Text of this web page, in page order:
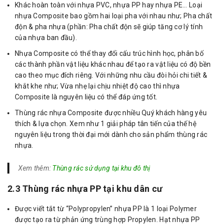
Khác hoàn toàn với nhựa PVC, nhựa PP hay nhựa PE… Loại
nhựa Composite bao gồm hai loại pha với nhau như; Pha chất
độn & pha nhựa (phần: Pha chất độn sẽ giúp tăng cơ lý tính
của nhựa ban đầu).
Nhựa Composite có thể thay đổi cấu trúc hình học, phân bố
các thành phần vật liệu khác nhau để tạo ra vật liệu có độ bền
cao theo mục đích riêng. Với những nhu cầu đòi hỏi chi tiết &
khắt khe như; Vừa nhẹ lại chịu nhiệt độ cao thì nhựa
Composite là nguyên liệu có thể đáp ứng tốt.
Thùng rác nhựa Composite được nhiều Quý khách hàng yêu
thích & lựa chọn. Xem như 1 giải pháp tân tiến của thế hệ
nguyên liệu trong thời đại mới dành cho sản phẩm thùng rác
nhựa.
Xem thêm: Thùng rác sử dụng tại khu đô thị
2.3 Thùng rác nhựa PP tại khu dân cư
Được viết tắt từ “Polypropylen” nhựa PP là 1 loại Polymer
được tạo ra từ phản ứng trùng hợp Propylen. Hạt nhựa PP